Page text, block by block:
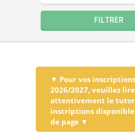
▼ Pour vos
2026/2027, veuillez lire
attentivement le
inscriptions disponible
de page ▼